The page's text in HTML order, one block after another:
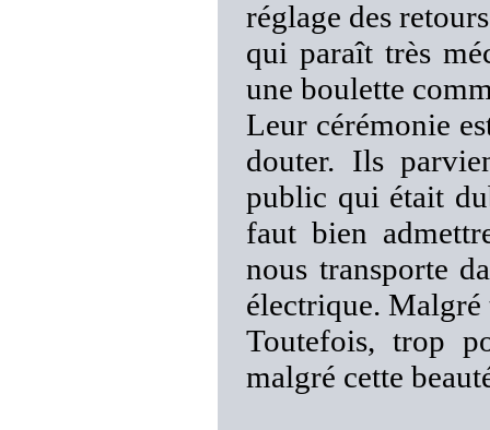
réglage des
qui paraît très
une boulette
Leur cérémonie
douter. Ils
public qui était
faut bien
nous transporte
électrique. Malgré
Toutefois, trop
malgré cette